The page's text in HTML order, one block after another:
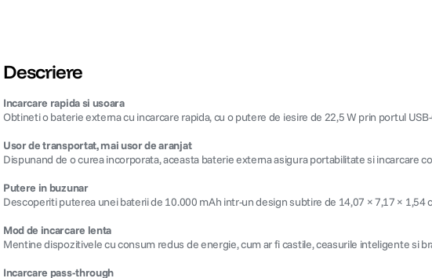
Descriere
Incarcare rapida si usoara
Obtineti o baterie externa cu incarcare rapida, cu o putere de iesire de 22,5 W prin portul
Usor de transportat, mai usor de aranjat
Dispunand de o curea incorporata, aceasta baterie externa asigura portabilitate si incarcare
Putere in buzunar
Descoperiti puterea unei baterii de 10.000 mAh intr-un design subtire de 14,07 × 7,17 ×
Mod de incarcare lenta
Mentine dispozitivele cu consum redus de energie, cum ar fi castile, ceasurile inteligente si
Incarcare pass-through